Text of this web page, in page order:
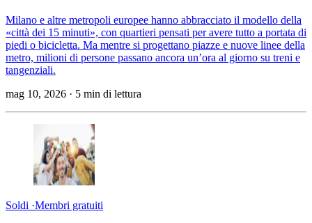
Milano e altre metropoli europee hanno abbracciato il modello della
«città dei 15 minuti», con quartieri pensati per avere tutto a portata di
piedi o bicicletta. Ma mentre si progettano piazze e nuove linee della
metro, milioni di persone passano ancora un’ora al giorno su treni e
tangenziali.
mag 10, 2026 · 5 min di lettura
Soldi ·Membri gratuiti